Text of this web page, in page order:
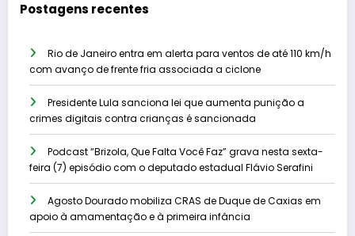
Postagens recentes
Rio de Janeiro entra em alerta para ventos de até 110 km/h
com avanço de frente fria associada a ciclone
Presidente Lula sanciona lei que aumenta punição a
crimes digitais contra crianças é sancionada
Podcast “Brizola, Que Falta Você Faz” grava nesta sexta-
feira (7) episódio com o deputado estadual Flávio Serafini
Agosto Dourado mobiliza CRAS de Duque de Caxias em
apoio à amamentação e à primeira infância